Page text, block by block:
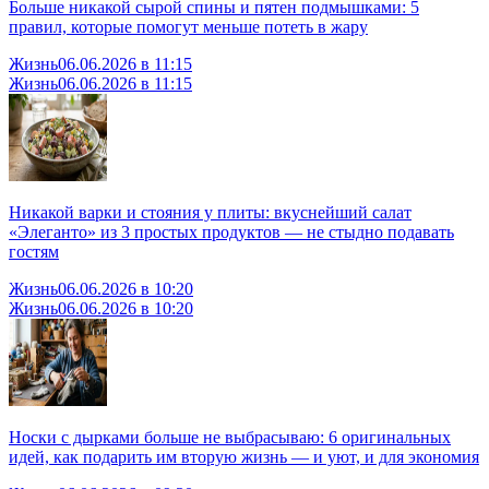
Больше никакой сырой спины и пятен подмышками: 5
правил, которые помогут меньше потеть в жару
Жизнь06.06.2026 в 11:15
Жизнь06.06.2026 в 11:15
Никакой варки и стояния у плиты: вкуснейший салат
«Элеганто» из 3 простых продуктов — не стыдно подавать
гостям
Жизнь06.06.2026 в 10:20
Жизнь06.06.2026 в 10:20
Носки с дырками больше не выбрасываю: 6 оригинальных
идей, как подарить им вторую жизнь — и уют, и для экономия